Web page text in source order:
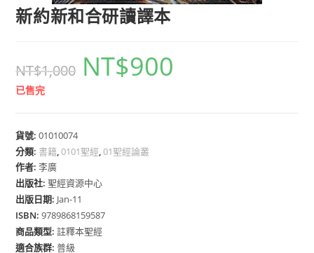
新約新和合研讀譯本
NT$1,000 NT$900
已售完
貨號:01010074
分類: 書籍,0101聖經,01聖經論叢
作者:李廣
出版社:聖經資源中心
出版日期: Jan-11
ISBN:9789868159587
商品類型:註釋本聖經
適合族群:普級